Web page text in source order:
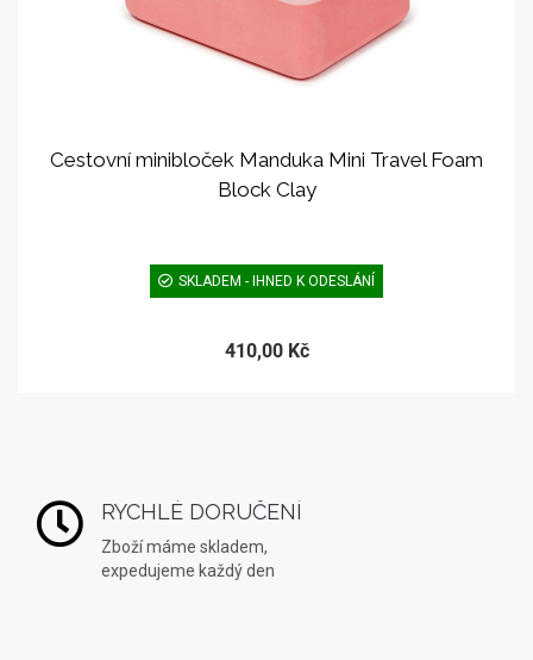
Cestovní minibloček Manduka Mini Travel Foam
Block Clay
SKLADEM - IHNED K ODESLÁNÍ
410,00 Kč
RYCHLÉ DORUČENÍ
Zboží máme skladem,
expedujeme každý den